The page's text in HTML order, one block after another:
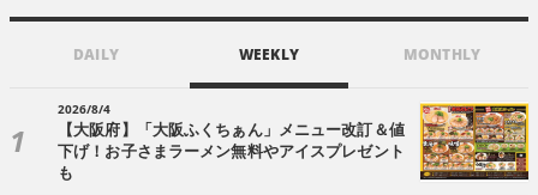
DAILY WEEKLY MONTHLY
2026/8/4
【大阪府】「大阪ふくちぁん」メニュー改訂＆値
下げ！お子さまラーメン無料やアイスプレゼント
も